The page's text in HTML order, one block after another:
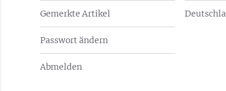
Gemerkte Artikel
Passwort ändern
Abmelden